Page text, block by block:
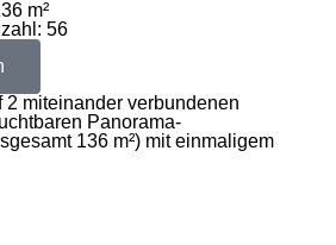
m²
56
2 miteinander verbundenen
Panorama-
136 m²) mit einmaligem